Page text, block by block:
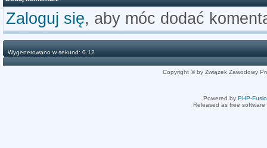
Zaloguj się, aby móc dodać
Wygenerowano w sekund: 0.12
Copyright © by Związek Zawodowy
Powered by PHP-
Released as free